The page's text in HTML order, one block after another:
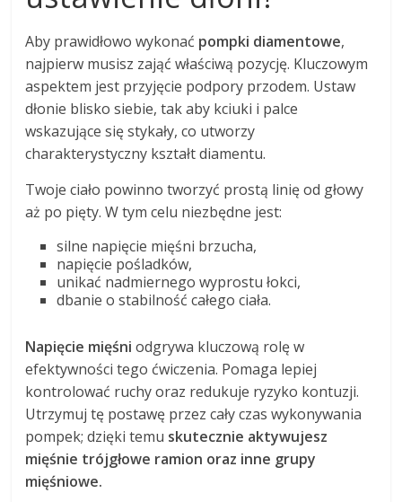
Aby prawidłowo wykonać pompki diamentowe,
najpierw musisz zająć właściwą pozycję. Kluczowym
aspektem jest przyjęcie podpory przodem. Ustaw
dłonie blisko siebie, tak aby kciuki i palce
wskazujące się stykały, co utworzy
charakterystyczny kształt diamentu.
Twoje ciało powinno tworzyć prostą linię od głowy
aż po pięty. W tym celu niezbędne jest:
silne napięcie mięśni brzucha,
napięcie pośladków,
unikać nadmiernego wyprostu łokci,
dbanie o stabilność całego ciała.
Napięcie mięśni odgrywa kluczową rolę w
efektywności tego ćwiczenia. Pomaga lepiej
kontrolować ruchy oraz redukuje ryzyko kontuzji.
Utrzymuj tę postawę przez cały czas wykonywania
pompek; dzięki temu skutecznie aktywujesz
mięśnie trójgłowe ramion oraz inne grupy
mięśniowe.